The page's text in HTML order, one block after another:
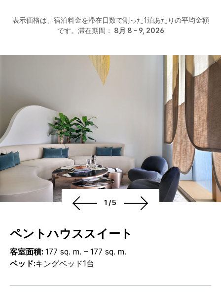
表示価格は、宿泊料金を滞在日数で割った1泊あたりの平均金額
です。滞在期間： 8月 8 - 9, 2026
1/5
ペントハウススイート
客室面積: 177 sq. m. – 177 sq. m.
ベッド:キングベッド1台